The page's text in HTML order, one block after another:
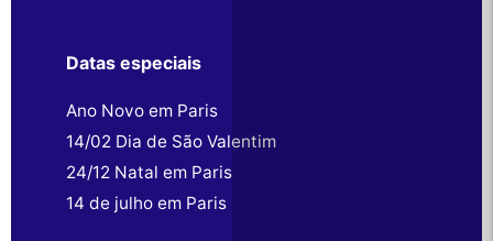
Datas especiais
Ano Novo em Paris
14/02 Dia de São Valentim
24/12 Natal em Paris
14 de julho em Paris